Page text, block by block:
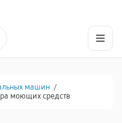
машин /
моющих средств